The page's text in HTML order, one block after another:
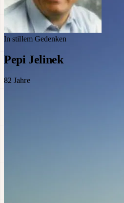
In stillem Gedenken
Pepi Jelinek
82 Jahre